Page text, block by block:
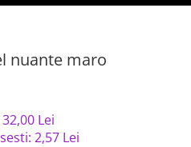
nuante maro
32,00 Lei
2,57 Lei